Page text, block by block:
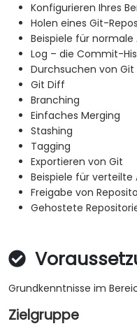
Konfigurieren Ihres
Holen eines Git-
Beispiele für
Log – die Commit-
Durchsuchen von Git
Git Diff
Branching
Einfaches Merging
Stashing
Tagging
Exportieren von Git
Beispiele für verteilte
Freigabe von
Gehostete
Grundkenntnisse im
Zielgruppe